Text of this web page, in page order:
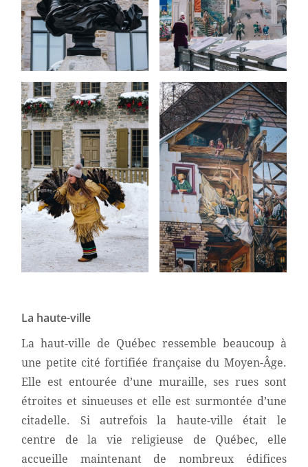
La haute-ville
La haut-ville de Québec ressemble beaucoup à
une petite cité fortifiée française du Moyen-Âge.
Elle est entourée d’une muraille, ses rues sont
étroites et sinueuses et elle est surmontée d’une
citadelle. Si autrefois la haute-ville était le
centre de la vie religieuse de Québec, elle
accueille maintenant de nombreux édifices